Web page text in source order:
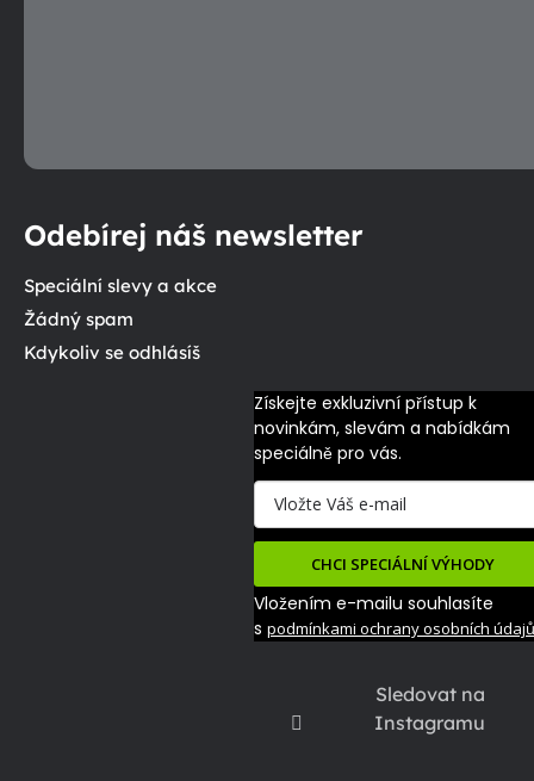
Sledovat na
Instagramu
Odebírej náš newsletter
Speciální slevy a akce
Žádný spam
Kdykoliv se odhlásíš
Získejte exkluzivní přístup k
novinkám, slevám a nabídkám
speciálně pro vás.
CHCI SPECIÁLNÍ VÝHODY
Vložením e-mailu souhlasíte
s podmínkami ochrany osobních údajů